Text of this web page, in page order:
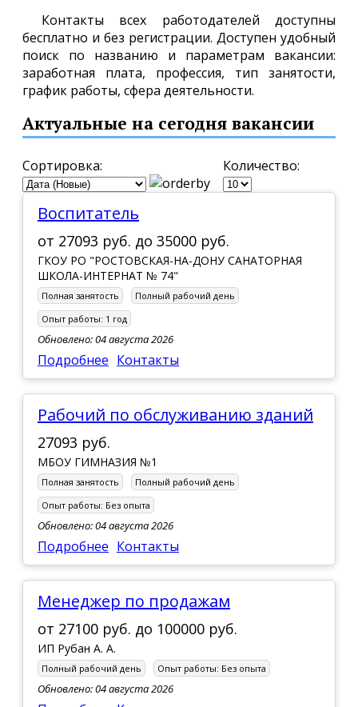
Контакты всех работодателей доступны
бесплатно и без регистрации. Доступен удобный
поиск по названию и параметрам вакансии:
заработная плата, профессия, тип занятости,
график работы, сфера деятельности.
Актуальные на сегодня вакансии
Сортировка: Количество:
Воспитатель
от 27093 руб. до 35000 руб.
ГКОУ РО "РОСТОВСКАЯ-НА-ДОНУ САНАТОРНАЯ
ШКОЛА-ИНТЕРНАТ № 74"
Полная занятость
Полный рабочий день
Опыт работы: 1 год
Обновлено: 04 августа 2026
Подробнее Контакты
рабочий по обслуживанию зданий
27093 руб.
МБОУ ГИМНАЗИЯ №1
Полная занятость
Полный рабочий день
Опыт работы: Без опыта
Обновлено: 04 августа 2026
Подробнее Контакты
Менеджер по продажам
от 27100 руб. до 100000 руб.
ИП Рубан А. А.
Полный рабочий день Опыт работы: Без опыта
Обновлено: 04 августа 2026